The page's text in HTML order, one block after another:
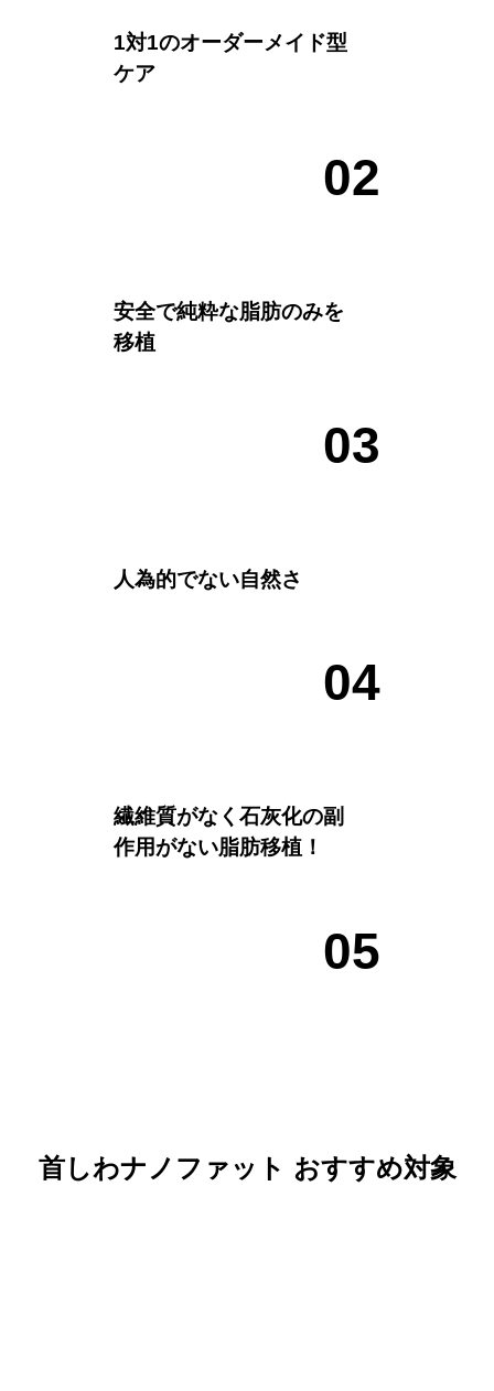
1対1のオーダーメイド型
ケア
02
安全で純粋な脂肪のみを
移植
03
人為的でない自然さ
04
繊維質がなく石灰化の副
作用がない脂肪移植！
05
首しわナノファット おすすめ対象